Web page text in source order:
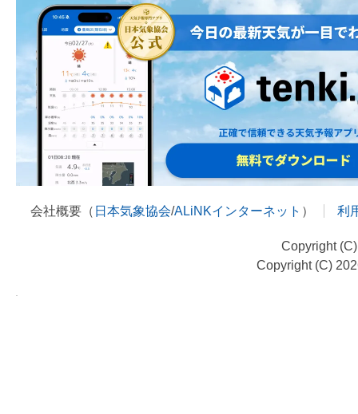
会社概要（ 日本気象協会/ALiNKインターネット ） 利
Copyright
Copyright (C)